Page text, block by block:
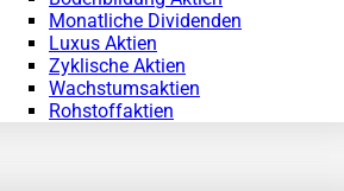
Monatliche Dividenden
Luxus Aktien
Zyklische Aktien
Wachstumsaktien
Rohstoffaktien